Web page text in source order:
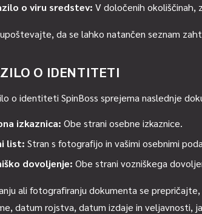
o viru sredstev: V določenih okoliščinah,
da se lahko natančen seznam
O IDENTITETI
o identiteti SpinBoss sprejema naslednje
izkaznica: Obe strani osebne izkaznice.
list: Stran s fotografijo in vašimi osebnimi
dovoljenje: Obe strani vozniškega
ali fotografiranju dokumenta se
datum rojstva, datum izdaje in veljavnosti,